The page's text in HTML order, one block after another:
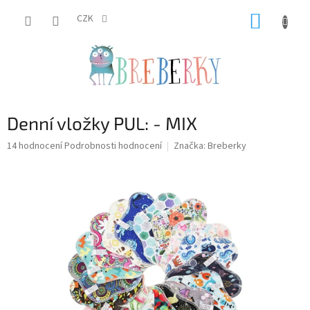
CZK
Denní vložky PUL: - MIX
Průměrné
14 hodnoceníPodrobnosti hodnocení Značka: Breberky